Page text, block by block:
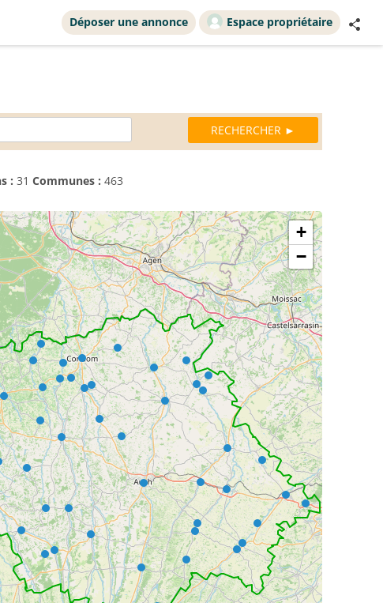
Déposer une annonce Espace propriétaire
: 31 Communes : 463
+
−